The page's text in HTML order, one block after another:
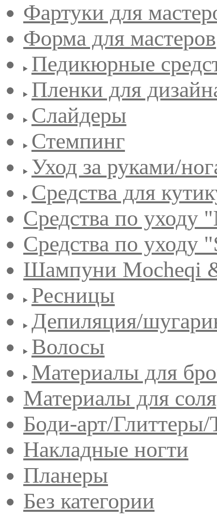
Фартуки для
Форма для мастеров
Педикюрные
Пленки для
Слайдеры
Стемпинг
Уход за руками/
Средства для
Средства по уходу
Средства по уходу
Шампуни Mocheqi
Ресницы
Депиляция/
Волосы
Материалы для
Материалы для
Боди-арт/
Накладные ногти
Планеры
Без категории